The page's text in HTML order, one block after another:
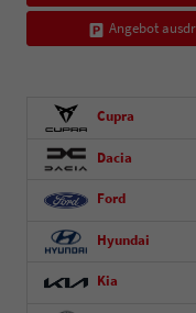
Angebot
Cupra
Dacia
Ford
Hyundai
Kia